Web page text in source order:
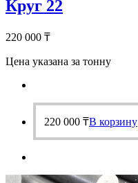
Круг 22
220 000 ₸
Цена указана за тонну
220 000 ₸В корзину